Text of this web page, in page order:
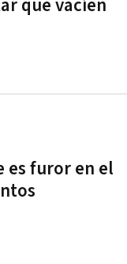
que vacíen
es furor en el